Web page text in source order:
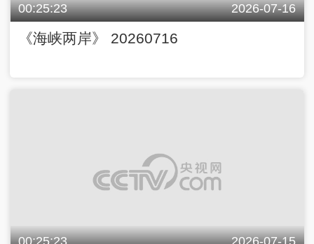
00:25:23 2026-07-16
《海峡两岸》 20260716
00:25:23 2026-07-15